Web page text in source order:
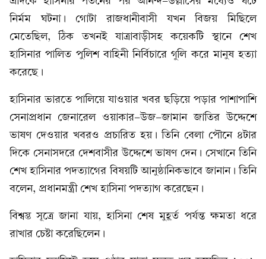
নির্মম ঘটনা। গোটা রাজধানীবাসী যখন বিজয় মিছিলে
মেতেছিল, ঠিক তখনই যাত্রাবাড়ীসহ কয়েকটি স্থানে শেখ
হাসিনার পালিত পুলিশ বাহিনী নির্বিচারে গুলি করে মানুষ হত্যা
করেছে।
হাসিনার ভারতে পালিয়ে যাওয়ার খবর ছড়িয়ে পড়ার পাশাপাশি
সেনাপ্রধান জেনারেল ওয়াকার-উজ-জামান জাতির উদ্দেশে
ভাষণ দেওয়ার খবরও প্রচারিত হয়। তিনি বেলা পৌনে ৪টার
দিকে সেনাসদরে দেশবাসীর উদ্দেশে ভাষণ দেন। সেখানে তিনি
শেখ হাসিনার পদত্যাগের বিষয়টি আনুষ্ঠানিকভাবে জানান। তিনি
বলেন, প্রধানমন্ত্রী শেখ হাসিনা পদত্যাগ করেছেন।
বিশ্বস্ত সূত্রে জানা যায়, হাসিনা শেষ মুহূর্ত পর্যন্ত ক্ষমতা ধরে
রাখার চেষ্টা করেছিলেন।